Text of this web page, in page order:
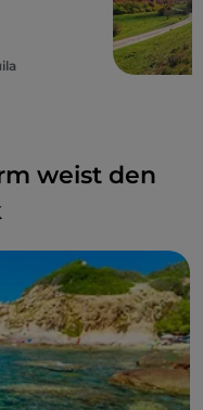
weist den